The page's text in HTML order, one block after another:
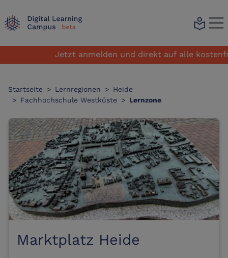
local_library
Jetzt anmelden und direkt auf alle
Startseite > Lernregionen > Heide
> Fachhochschule Westküste > Lernzone
Marktplatz Heide